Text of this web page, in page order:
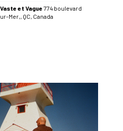
et Vague 774 boulevard
Mer,, QC, Canada